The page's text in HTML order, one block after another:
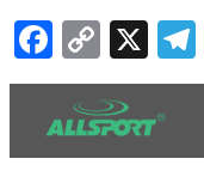
Facebook
Copy
Link
X